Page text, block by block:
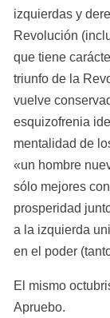
izquierdas y
Revolución
que tiene
triunfo de la
vuelve
esquizofrenia
mentalidad de
«un hombre
sólo mejores
prosperidad
a la izquierda
en el poder
El mismo
Apruebo.